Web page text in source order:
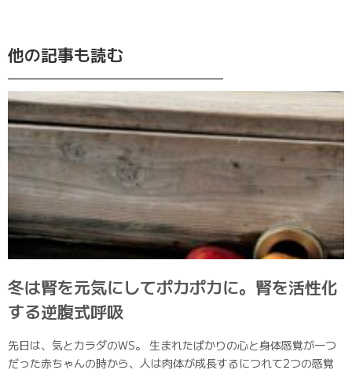
他の記事も読む
冬は腎を元気にしてポカポカに。腎を活性化
する逆腹式呼吸
先日は、気とカラダのWS。 生まれたばかりの心と身体感覚が一つ
だった赤ちゃんの時から、人は肉体が成長するにつれて2つの感覚